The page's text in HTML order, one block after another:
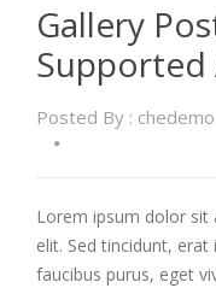
Gallery
Posted By : chedemo
Lorem ipsum dolor sit
elit. Sed tincidunt,
faucibus purus, eget